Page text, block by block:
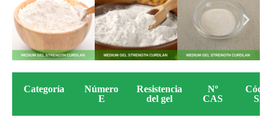
Categoría
Número
E
Resistencia
del gel
Nº
CAS
SA